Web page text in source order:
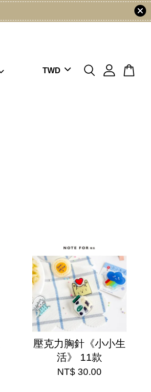
壓克力胸針《小小生
活》 11款
NT$ 30.00